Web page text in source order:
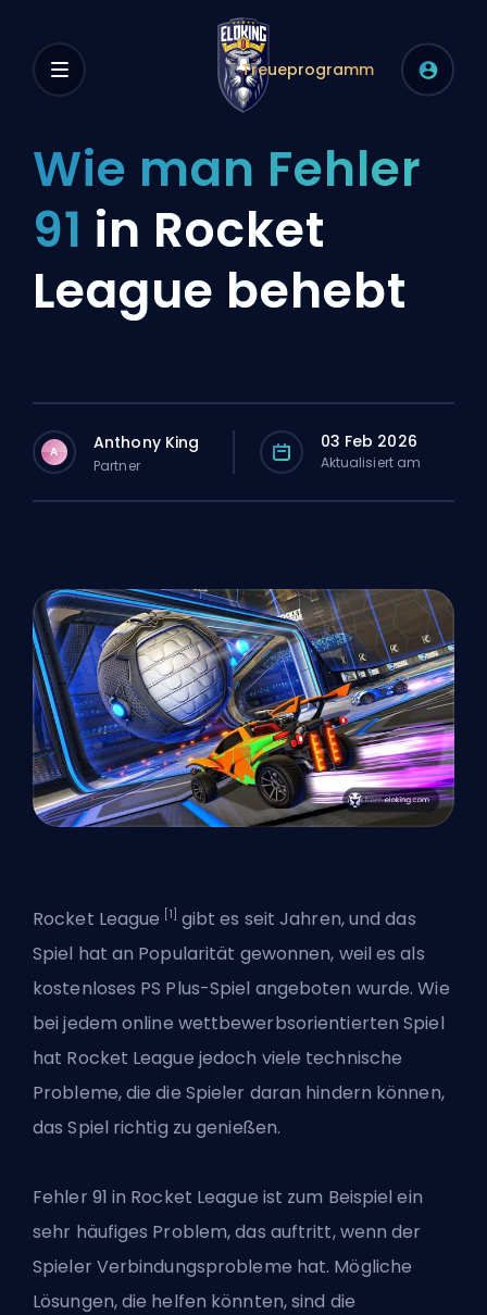
Treueprogramm
Wie man Fehler
91 in Rocket
League behebt
A Anthony King
Partner
03 Feb 2026
Aktualisiert am
Rocket League [1] gibt es seit Jahren, und das
Spiel hat an Popularität gewonnen, weil es als
kostenloses PS Plus-Spiel angeboten wurde. Wie
bei jedem online wettbewerbsorientierten Spiel
hat Rocket League jedoch viele technische
Probleme, die die Spieler daran hindern können,
das Spiel richtig zu genießen.
Fehler 91 in Rocket League ist zum Beispiel ein
sehr häufiges Problem, das auftritt, wenn der
Spieler Verbindungsprobleme hat. Mögliche
Lösungen, die helfen könnten, sind die